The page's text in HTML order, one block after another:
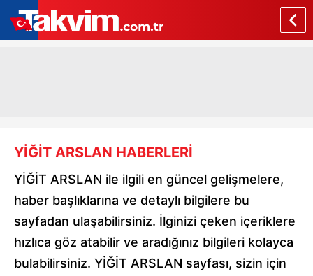
YİĞİT ARSLAN HABERLERİ
YİĞİT ARSLAN ile ilgili en güncel gelişmelere,
haber başlıklarına ve detaylı bilgilere bu
sayfadan ulaşabilirsiniz. İlginizi çeken içeriklere
hızlıca göz atabilir ve aradığınız bilgileri kolayca
bulabilirsiniz. YİĞİT ARSLAN sayfası, sizin için